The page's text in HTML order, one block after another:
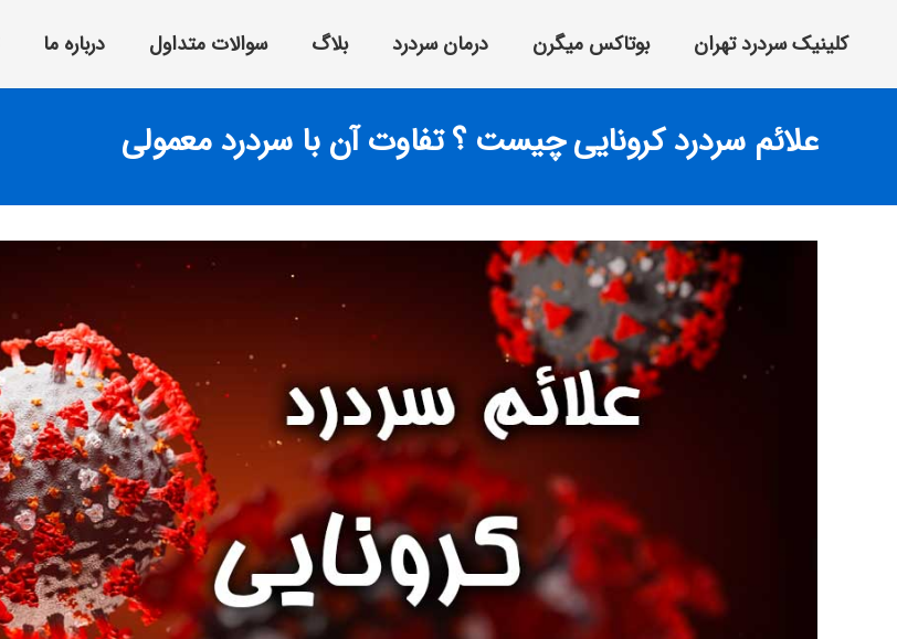
کلینیک سردرد تهران بوتاکس میگرن درمان سردرد بلاگ سوالات متداول درباره ما
علائم سردرد کرونایی چیست ؟ تفاوت آن با سردرد معمولی